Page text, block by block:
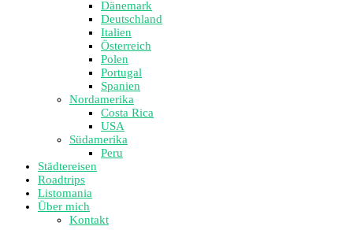
Dänemark
Deutschland
Italien
Österreich
Polen
Portugal
Spanien
Nordamerika
Costa Rica
USA
Südamerika
Peru
Städtereisen
Roadtrips
Listomania
Über mich
Kontakt